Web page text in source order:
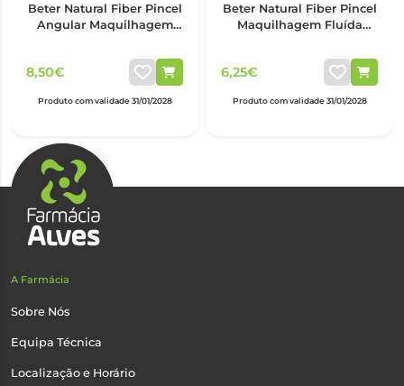
Beter Natural Fiber Pincel
Angular Maquilhagem
8,50€
Produto com validade 31/01/2028
Beter Natural Fiber Pincel
Maquilhagem Fluída
6,25€
Produto com validade 31/01/2028
A Farmácia
Sobre Nós
Equipa Técnica
Localização e Horário